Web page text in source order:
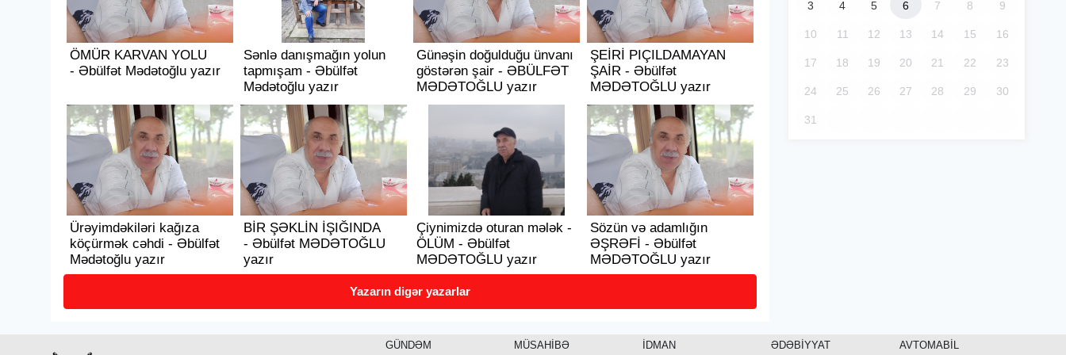
ÖMÜR KARVAN YOLU
- Əbülfət Mədətoğlu yazır
Sənlə danışmağın yolun
tapmışam - Əbülfət
Mədətoğlu yazır
Günəşin doğulduğu ünvanı
göstərən şair - ƏBÜLFƏT
MƏDƏTOĞLU yazır
ŞEİRİ PIÇILDAMAYAN
ŞAİR - Əbülfət
MƏDƏTOĞLU yazır
Ürəyimdəkiləri kağıza
köçürmək cəhdi - Əbülfət
Mədətoğlu yazır
BİR ŞƏKLİN İŞIĞINDA
- Əbülfət MƏDƏTOĞLU
yazır
Çiynimizdə oturan mələk -
ÖLÜM - Əbülfət
MƏDƏTOĞLU yazır
Sözün və adamlığın
ƏŞRƏFİ - Əbülfət
MƏDƏTOĞLU yazır
Yazarın digər yazarlar
3 4 5 6 7 8 9
10 11 12 13 14 15 16
17 18 19 20 21 22 23
24 25 26 27 28 29 30
31
GÜNDƏM MÜSAHİBƏ İDMAN ƏDƏBİYYAT AVTOMABİL